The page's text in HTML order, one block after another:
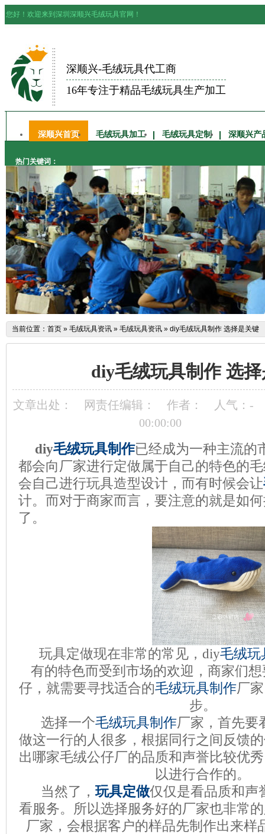
您好！欢迎来到深圳深顺兴毛绒玩具官网！
深顺兴-毛绒玩具代工商
16年专注于精品毛绒玩具生产加工
深顺兴首页 毛绒玩具加工 毛绒玩具定制 深顺兴产
热门关键词：
当前位置： 首页 » 毛绒玩具资讯 » 毛绒玩具资讯 » diy毛绒玩具制作 选择是关键
diy毛绒玩具制作 选
文章出处： 网责任编辑： 作者： 人气： -
00:00:00
diy毛绒玩具制作已经成为一种主流的
都会向厂家进行定做属于自己的特色的
会自己进行玩具造型设计，而有时候会让
计。而对于商家而言，要注意的就是如
了。
玩具定做现在非常的常见， diy毛绒玩
有的特色而受到市场的欢迎，商家们
仔，就需要寻找适合的毛绒玩具制作厂
步。
选择一个毛绒玩具制作厂家，首先要
做这一行的人很多，根据同行之间反馈
出哪家毛绒公仔厂的品质和声誉比较优
以进行合作的。
当然了，玩具定做仅仅是看品质和声
看服务。所以选择服务好的厂家也非常
厂家，会根据客户的样品先制作出来样